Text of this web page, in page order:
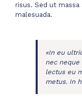
risus. Sed ut
malesuada.
«In eu
nec neque
lectus eu
metus. In